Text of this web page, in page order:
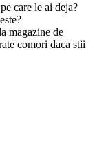
care le ai deja?
magazine de
comori daca stii